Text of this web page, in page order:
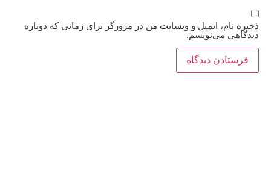
ذخیره نام، ایمیل و وبسایت من در مرورگر برای زمانی که دوباره
دیدگاهی می‌نویسم.